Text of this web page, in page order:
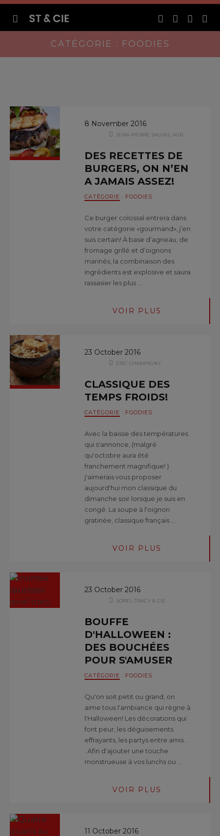
CATÉGORIE : FOODIES
8 November 2016
JEAN-PIERRE SALVAS, AGR.
DES RECETTES DE
BURGERS, ON N’EN
A JAMAIS ASSEZ!
CATÉGORIE : FOODIES
Ce burger colossal entrera dans
votre catégorie «gourmand», j’en
suis certain! À base d’agneau, de
fromage grillé et d’oignons
marinés, la combinaison des
ingrédients est explosive et saura
rassasier les plus …
VOIR PLUS
23 October 2016
ÉRIC CHAMPIGNY
CLASSIQUE DES
TEMPS FROIDS!
CATÉGORIE : FOODIES
Avec la baisse des températures
qui s'annonce, (malgré
qu'octobre aura été
franchement magnifique! )
j'aimerais vous proposer
aujourd'hui mon classique du
dimanche soir lorsque je suis en
congé. La soupe à l'oignon
gratinée, classique français …
VOIR PLUS
23 October 2016
SOREL-TRACY & CIE
BOUFFE
D'HALLOWEEN :
DES BOUCHÉES
POUR S'AMUSER
CATÉGORIE : FOODIES
Qu'on soit petit ou grand, on
aime tous l'ambiance qui règne à
l'Halloween! Les décorations qui
font peur, les déguisements
effrayants, les partys entre amis. .
. Afin d’ajouter une touche
monstrueuse à vos lunchs ou …
VOIR PLUS
11 October 2016